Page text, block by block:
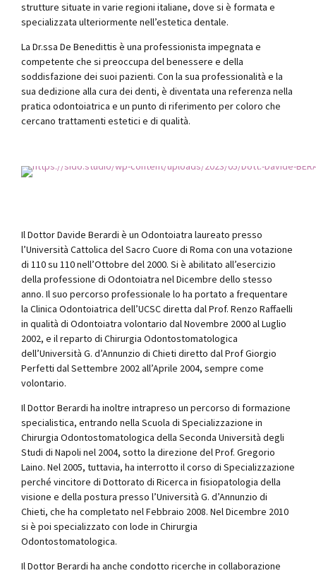
strutture situate in varie regioni italiane, dove si è formata e
specializzata ulteriormente nell’estetica dentale.
La Dr.ssa De Benedittis è una professionista impegnata e
competente che si preoccupa del benessere e della
soddisfazione dei suoi pazienti. Con la sua professionalità e la
sua dedizione alla cura dei denti, è diventata una referenza nella
pratica odontoiatrica e un punto di riferimento per coloro che
cercano trattamenti estetici e di qualità.
Dott. Davide Berardi
Il Dottor Davide Berardi è un Odontoiatra laureato presso
l’Università Cattolica del Sacro Cuore di Roma con una votazione
di 110 su 110 nell’Ottobre del 2000. Si è abilitato all’esercizio
della professione di Odontoiatra nel Dicembre dello stesso
anno. Il suo percorso professionale lo ha portato a frequentare
la Clinica Odontoiatrica dell’UCSC diretta dal Prof. Renzo Raffaelli
in qualità di Odontoiatra volontario dal Novembre 2000 al Luglio
2002, e il reparto di Chirurgia Odontostomatologica
dell’Università G. d’Annunzio di Chieti diretto dal Prof Giorgio
Perfetti dal Settembre 2002 all’Aprile 2004, sempre come
volontario.
Il Dottor Berardi ha inoltre intrapreso un percorso di formazione
specialistica, entrando nella Scuola di Specializzazione in
Chirurgia Odontostomatologica della Seconda Università degli
Studi di Napoli nel 2004, sotto la direzione del Prof. Gregorio
Laino. Nel 2005, tuttavia, ha interrotto il corso di Specializzazione
perché vincitore di Dottorato di Ricerca in fisiopatologia della
visione e della postura presso l’Università G. d’Annunzio di
Chieti, che ha completato nel Febbraio 2008. Nel Dicembre 2010
si è poi specializzato con lode in Chirurgia
Odontostomatologica.
Il Dottor Berardi ha anche condotto ricerche in collaborazione